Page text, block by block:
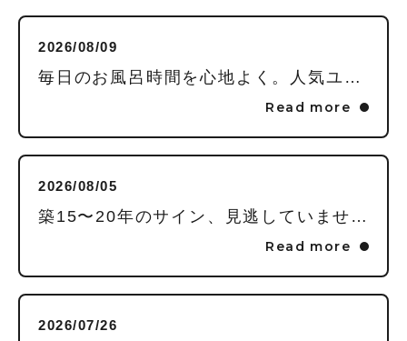
2026/08/09
毎日のお風呂時間を心地よく。人気ユニットバスメーカー5社の特徴と我が家にぴったりの選び方
Read more
2026/08/05
築15〜20年のサイン、見逃していませんか？毎日頑張る私に贈る「水回りまるごとリフレッシュ」という選択
Read more
2026/07/26